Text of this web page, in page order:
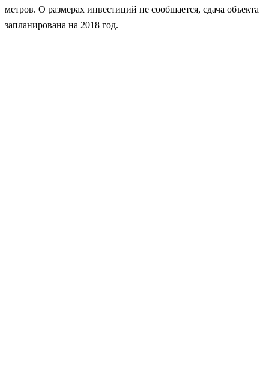
метров. О размерах инвестиций не сообщается, сдача объекта
запланирована на 2018 год.